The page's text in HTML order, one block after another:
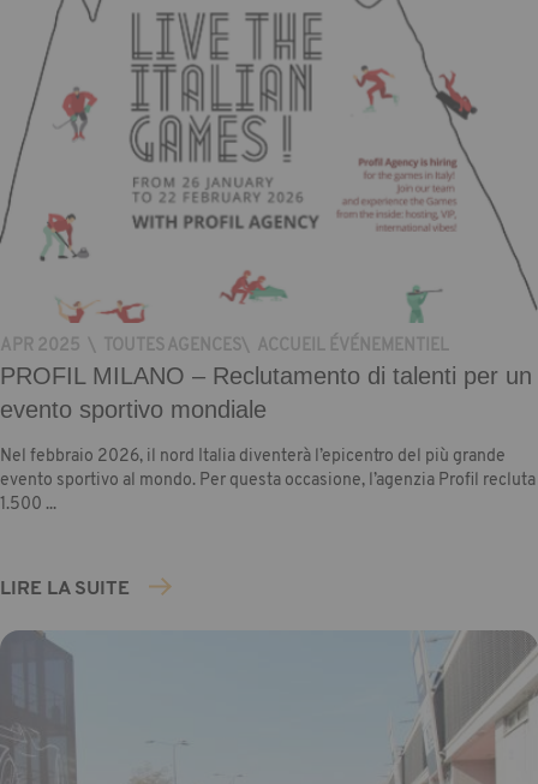
APR 2025 \ TOUTES AGENCES\ ACCUEIL ÉVÉNEMENTIEL
PROFIL MILANO – Reclutamento di talenti per un
evento sportivo mondiale
Nel febbraio 2026, il nord Italia diventerà l’epicentro del più grande
evento sportivo al mondo. Per questa occasione, l’agenzia Profil recluta
1.500 ...
LIRE LA SUITE